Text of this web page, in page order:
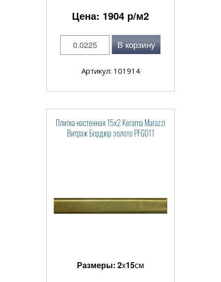
Цена: 1904 р/м2
В корзину
Артикул: 101914
Плитка настенная 15x2 Kerama Marazzi
Витраж Бордюр золото PFG011
Размеры: 2x15см